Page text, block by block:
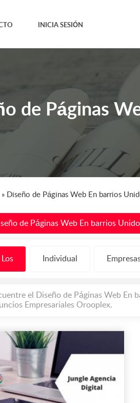
INICIA SESIÓN
de Páginas
» Diseño de Páginas Web En barrios
de Páginas Web En barrios
Los Individual
el Diseño de Páginas Web En
Empresariales Orooplex.